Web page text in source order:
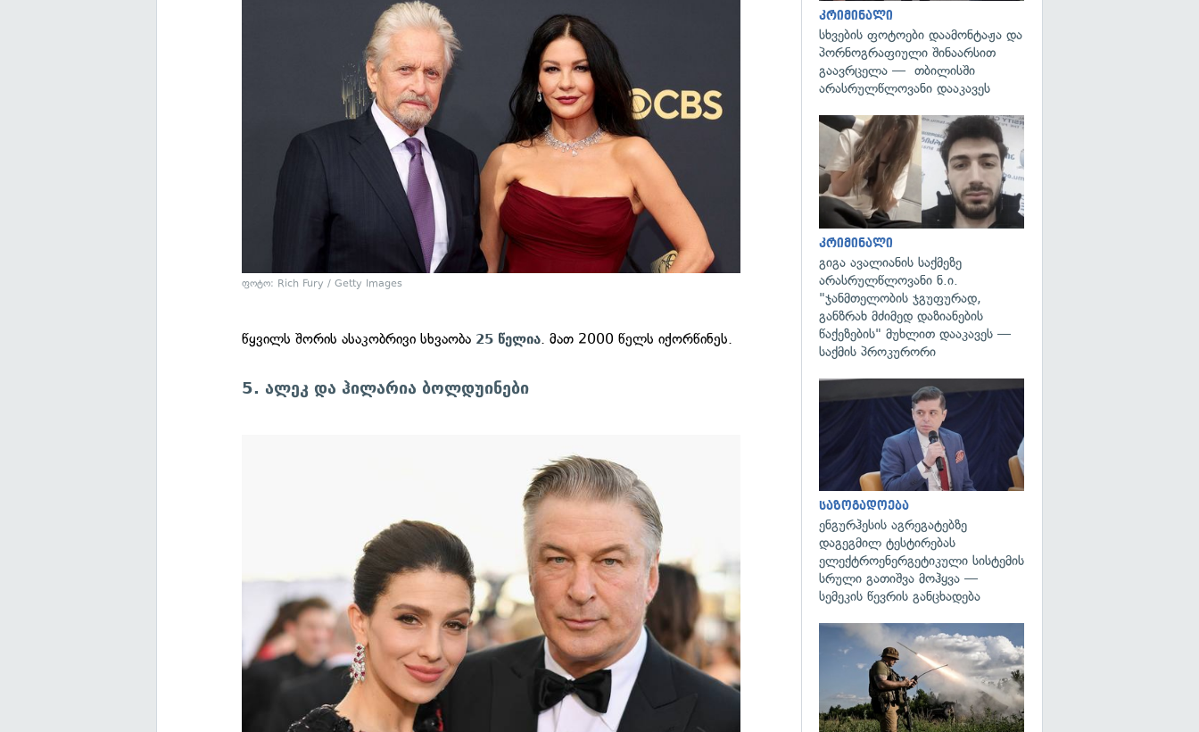
ფოტო: Rich Fury / Getty Images
წყვილს შორის ასაკობრივი სხვაობა 25 წელია . მათ 2000 წელს იქორწინეს.
5. ალეკ და ჰილარია ბოლდუინები
კრიმინალი
სხვების ფოტოები დაამონტაჟა და
პორნოგრაფიული შინაარსით
გაავრცელა — თბილისში
არასრულწლოვანი დააკავეს
კრიმინალი
გიგა ავალიანის საქმეზე
არასრულწლოვანი ნ.ი.
"ჯანმთელობის ჯგუფურად,
განზრახ მძიმედ დაზიანების
წაქეზების" მუხლით დააკავეს —
საქმის პროკურორი
საზოგადოება
ენგურჰესის აგრეგატებზე
დაგეგმილ ტესტირებას
ელექტროენერგეტიკული სისტემის
სრული გათიშვა მოჰყვა —
სემეკის წევრის განცხადება